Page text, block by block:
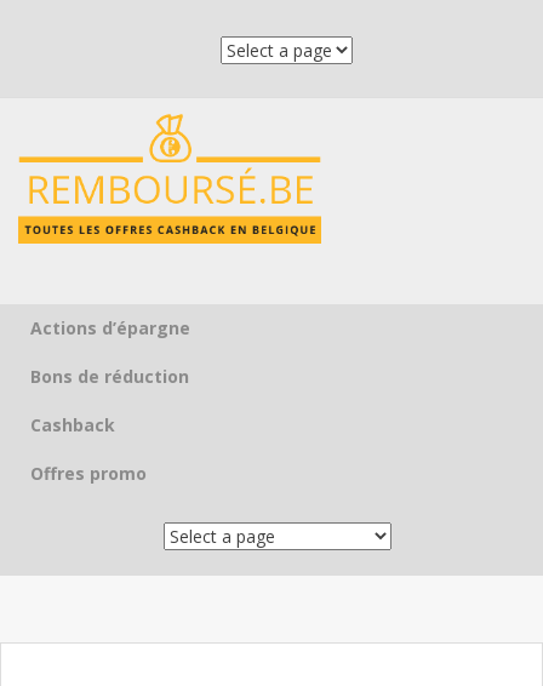
Skip to content
Actions d’épargne
Bons de réduction
Cashback
Offres promo